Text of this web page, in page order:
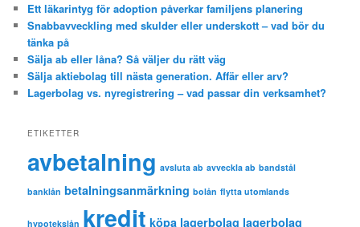
Ett läkarintyg för adoption påverkar familjens planering
Snabbavveckling med skulder eller underskott – vad bör du
tänka på
Sälja ab eller låna? Så väljer du rätt väg
Sälja aktiebolag till nästa generation. Affär eller arv?
Lagerbolag vs. nyregistrering – vad passar din verksamhet?
ETIKETTER
avbetalning avsluta ab avveckla ab bandstål
banklån betalningsanmärkning bolån flytta utomlands
hypotekslån kredit köpa lagerbolag lagerbolag